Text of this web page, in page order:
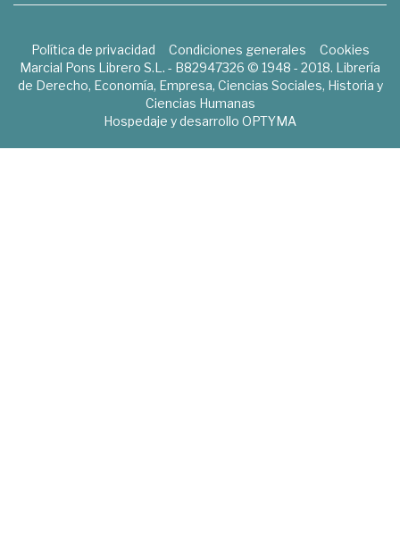
Política de privacidad Condiciones generales
Cookies
Marcial Pons Librero S.L. - B82947326 © 1948 - 2018. Librería
de Derecho, Economía, Empresa, Ciencias Sociales, Historia y
Ciencias Humanas
Hospedaje y desarrollo OPTYMA